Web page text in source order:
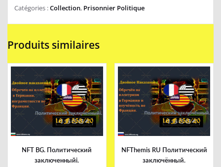
Catégories :Collection, Prisonnier Politique
Produits similaires
NFT BG. Политический
заключенныйi.
NFThemis RU Политический
заключённый.